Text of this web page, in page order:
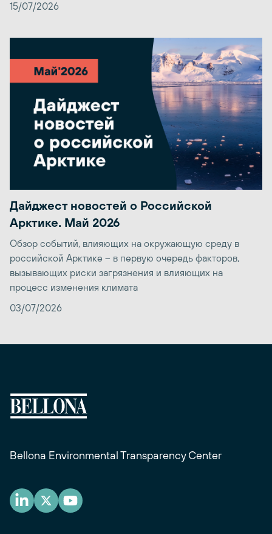
15/07/2026
Дайджест новостей о Российской
Арктике. Май 2026
Обзор событий, влияющих на окружающую среду в
российской Арктике – в первую очередь факторов,
вызывающих риски загрязнения и влияющих на
процесс изменения климата
03/07/2026
Bellona Environmental Transparency Center